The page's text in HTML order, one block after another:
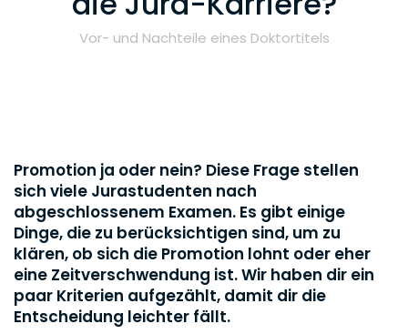
Vor- und Nachteile eines Doktortitels
Promotion ja oder nein? Diese Frage stellen
sich viele Jurastudenten nach
abgeschlossenem Examen. Es gibt einige
Dinge, die zu berücksichtigen sind, um zu
klären, ob sich die Promotion lohnt oder eher
eine Zeitverschwendung ist. Wir haben dir ein
paar Kriterien aufgezählt, damit dir die
Entscheidung leichter fällt.